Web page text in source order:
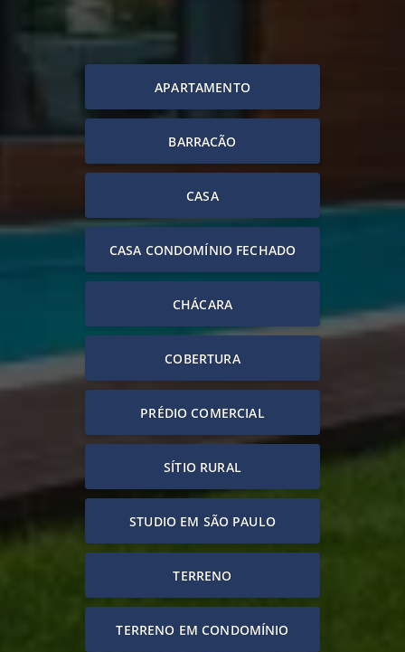
APARTAMENTO
BARRACÃO
CASA
CASA CONDOMÍNIO FECHADO
CHÁCARA
COBERTURA
PRÉDIO COMERCIAL
SÍTIO RURAL
STUDIO EM SÃO PAULO
TERRENO
TERRENO EM CONDOMÍNIO